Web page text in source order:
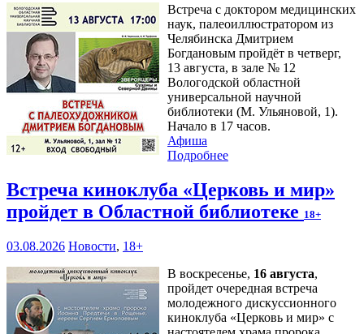
Встреча с доктором медицинских
наук, палеоиллюстратором из
Челябинска Дмитрием
Богдановым пройдёт в четверг,
13 августа, в зале № 12
Вологодской областной
универсальной научной
библиотеки (М. Ульяновой, 1).
Начало в 17 часов.
Афиша
Подробнее
Встреча киноклуба «Церковь и мир»
пройдет в Областной библиотеке 18+
03.08.2026 Новости, 18+
В воскресенье, 16 августа,
пройдет очередная встреча
молодежного дискуссионного
киноклуба «Церковь и мир» с